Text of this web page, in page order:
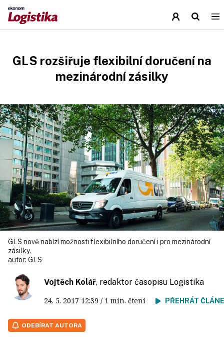
GLS rozšiřuje flexibilní doručení na
mezinárodní zásilky
GLS nově nabízí možnosti flexibilního doručení i pro mezinárodní
zásilky.
autor: GLS
Vojtěch Kolář, redaktor časopisu Logistika
24. 5. 2017 12:39 / 1 min. čtení PŘEHRÁT
ODEBÍRAT AUTORA